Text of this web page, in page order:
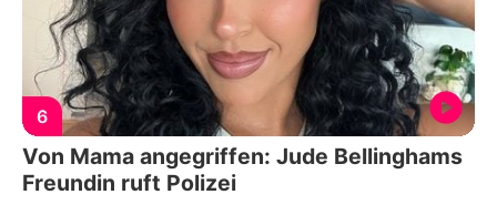
6
Von Mama angegriffen: Jude Bellinghams
Freundin ruft Polizei